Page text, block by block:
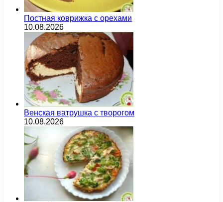
Постная коврижка с орехами
10.08.2026
Венская ватрушка с творогом
10.08.2026